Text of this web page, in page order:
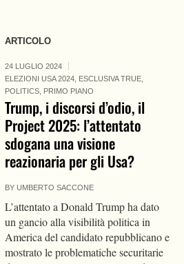
ARTICOLO
24 LUGLIO 2024
ELEZIONI USA 2024 ESCLUSIVA TRUE
POLITICS PRIMO PIANO
Trump, i discorsi d’odio, il
Project 2025: l’attentato
sdogana una visione
reazionaria per gli Usa?
BYUMBERTO SACCONE
L’attentato a Donald Trump ha dato
un gancio alla visibilità politica in
America del candidato repubblicano e
mostrato le problematiche securitarie